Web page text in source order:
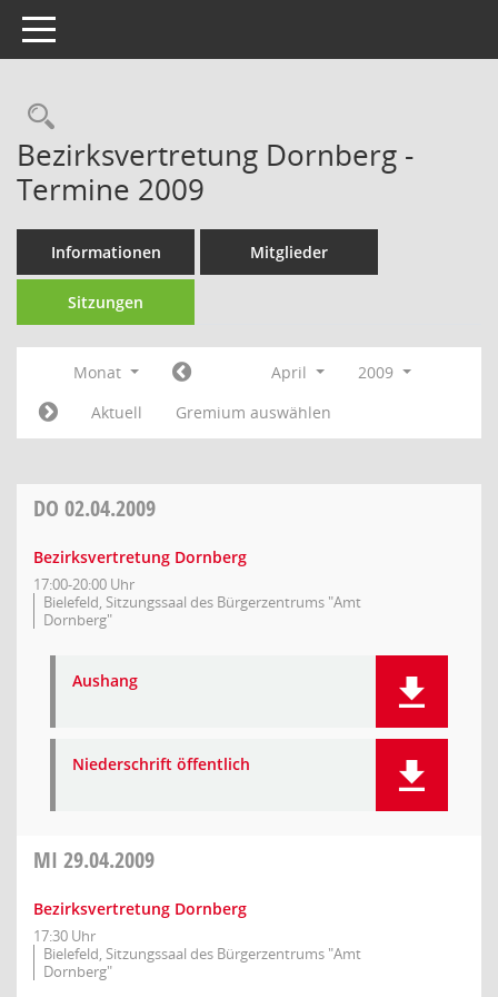
Toggle navigation
Rechercheauswahl
Bezirksvertretung Dornberg -
Termine 2009
Informationen Mitglieder
Sitzungen
Monat April
2009
Aktuell
Gremium auswählen
DO 02.04.2009
Bezirksvertretung Dornberg
17:00-20:00 Uhr
Bielefeld, Sitzungssaal des Bürgerzentrums "Amt
Dornberg"
Aushang
Niederschrift öffentlich
MI 29.04.2009
Bezirksvertretung Dornberg
17:30 Uhr
Bielefeld, Sitzungssaal des Bürgerzentrums "Amt
Dornberg"